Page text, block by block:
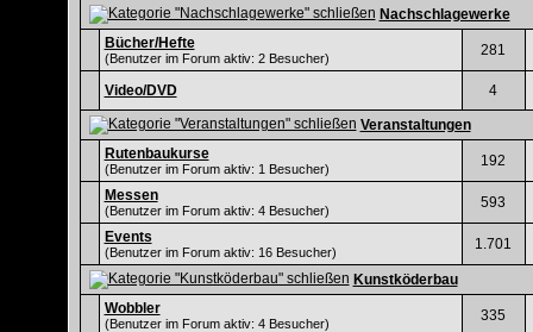
Nachschlagewerke
Bücher/Hefte
(Benutzer im Forum aktiv: 2 Besucher) 281
Video/DVD 4
Veranstaltungen
Rutenbaukurse
(Benutzer im Forum aktiv: 1 Besucher) 192
Messen
(Benutzer im Forum aktiv: 4 Besucher) 593
Events
(Benutzer im Forum aktiv: 16 Besucher) 1.701
Kunstköderbau
Wobbler
(Benutzer im Forum aktiv: 4 Besucher) 335